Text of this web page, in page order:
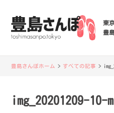
東
豊
豊島さんぽホーム > すべての記事 >
img_20201209-10-